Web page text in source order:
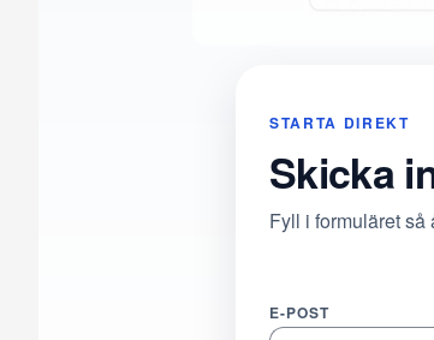
STARTA DIREKT
Skicka
Fyll i formuläret så
E-POST